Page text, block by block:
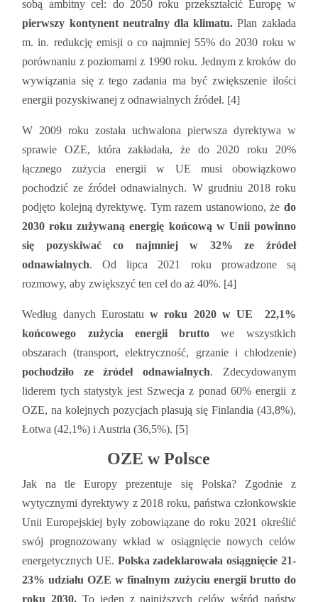
sobą ambitny cel: do 2050 roku przekształcić Europę w
pierwszy kontynent neutralny dla klimatu. Plan zakłada
m. in. redukcję emisji o co najmniej 55% do 2030 roku w
porównaniu z poziomami z 1990 roku. Jednym z kroków do
wywiązania się z tego zadania ma być zwiększenie ilości
energii pozyskiwanej z odnawialnych źródeł. [4]
W 2009 roku została uchwalona pierwsza dyrektywa w
sprawie OZE, która zakładała, że do 2020 roku 20%
łącznego zużycia energii w UE musi obowiązkowo
pochodzić ze źródeł odnawialnych. W grudniu 2018 roku
podjęto kolejną dyrektywę. Tym razem ustanowiono, że do
2030 roku zużywaną energię końcową w Unii powinno
się pozyskiwać co najmniej w 32% ze źródeł
odnawialnych. Od lipca 2021 roku prowadzone są
rozmowy, aby zwiększyć ten cel do aż 40%. [4]
Według danych Eurostatuw roku 2020 w UE 22,1%
końcowego zużycia energii brutto we wszystkich
obszarach (transport, elektryczność, grzanie i chłodzenie)
pochodziło ze źródeł odnawialnych. Zdecydowanym
liderem tych statystyk jest Szwecja z ponad 60% energii z
OZE, na kolejnych pozycjach plasują się Finlandia (43,8%),
Łotwa (42,1%) i Austria (36,5%). [5]
OZE w Polsce
Jak na tle Europy prezentuje się Polska? Zgodnie z
wytycznymi dyrektywy z 2018 roku, państwa członkowskie
Unii Europejskiej były zobowiązane do roku 2021 określić
swój prognozowany wkład w osiągnięcie nowych celów
energetycznych UE. Polska zadeklarowała osiągnięcie 21-
23% udziału OZE w finalnym zużyciu energii brutto do
roku 2030. To jeden z najniższych celów wśród państw